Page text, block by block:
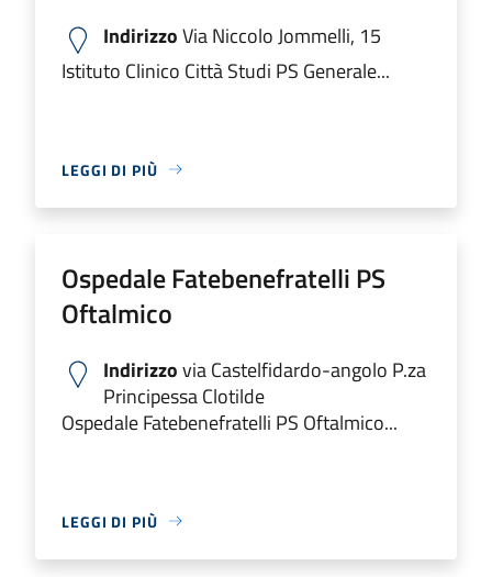
IndirizzoVia Niccolo Jommelli, 15
Istituto Clinico Città Studi PS Generale...
LEGGI DI PIÙ
Ospedale Fatebenefratelli PS
Oftalmico
Indirizzovia Castelfidardo-angolo P.za
Principessa Clotilde
Ospedale Fatebenefratelli PS Oftalmico...
LEGGI DI PIÙ